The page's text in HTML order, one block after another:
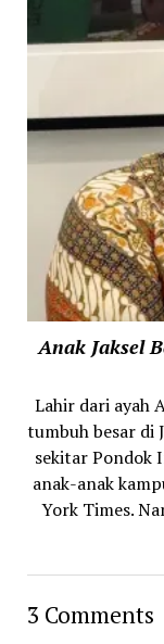
Anak Jaksel
Lahir dari ayah
tumbuh besar di
sekitar Pondok
anak-anak
York Times.
3 Comments